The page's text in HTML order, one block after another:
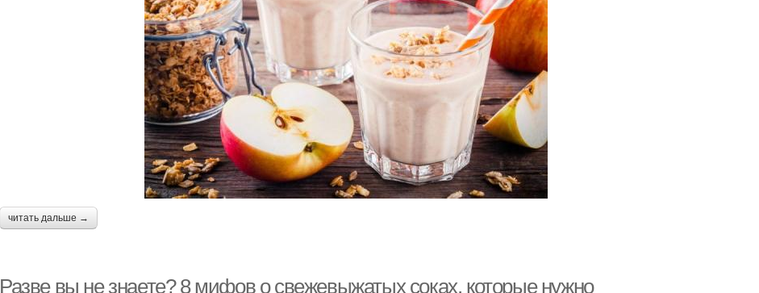
читать дальше →
Разве вы не знаете? 8 мифов о свежевыжатых соках, которые нужно